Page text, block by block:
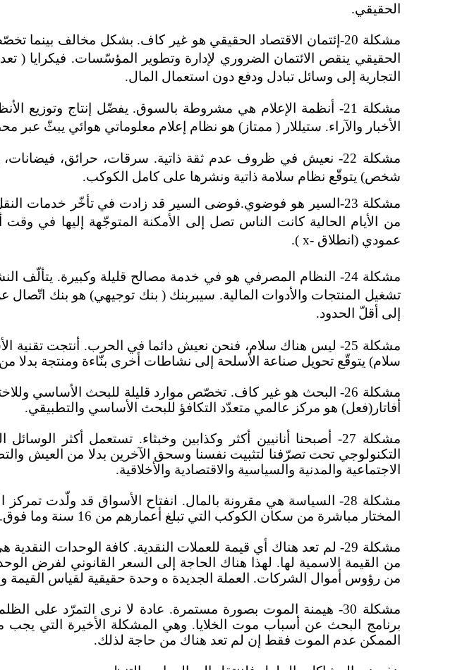
الحقيقي.
الحقيقي ينقص الائتمان الضروري لإدارة وتطوير المؤسّسات. فيكرايا
التجارية إلى وسائل تبادل ودفع دون استعمال المال.
مشكلة 21- أنظمة الإعلام هي مشروطة بالسوق. يفضّل إنتاج وتوزيع الأنظمة والأجهزة للمتعة الذاتية عوضا عن
الأخبار والآراء. ستيللار ( ممتاز) هو نظام إعلام معلوماتي هوائي يبثّ
مشكلة 22- نعيش في ظروف عدم ثقة ذاتية. سرقات، حرائق،
شخص) يتوقّع نظام سلامة ذاتية ونشرها على كامل الكوكب.
مشكلة 23-السير هو فوضوي.فوضى السير قد زادت في تأخّر خدمات
من الأيام الحالية كانت الناس تصل إلى الأمكنة المتوجّهة إليها في
عمودي (انطلاق -x
).
مشكلة 24- النظام المصرفي هو في خدمة مصالح قليلة وكبيرة.
تشغيل المنتجات والأدوات المالية. سيبربنك ( بنك توجيهي) هو بنك
إلى أقلّ الحدود.
مشكلة 25- ليس هناك سلام، فنحن نعيش دائما في الحرب. أنتجت
سلام) يتوقّع تحويل صناعة الأسلحة إلى نشاطات أخرى بنّاءة ومنتجة بدلا من
مشكلة 26- البحث هو غير كاف. تخصّص موارد قليلة للبحث الأساسي
أفاتار(فعل) هو مركز عالمي متعدّد التكافؤ للبحث الأساسي والتطبيقي.
مشكلة 27- أصبحنا أنانيين أكثر وكذابين وخبثاء. تستعمل أكثر
التكنولوجي تحت تصرّفنا لتثبيت نفسنا وسحق الآخرين بدلا من العيش
الاجتماعية والمدنية والسياسية والاقتصادية والأخلاقية.
مشكلة 28- السياسة هي مقرونة بالمال. انفتاح الأسواق قد ولّدت
المختار مباشرة من سكان الكوكب التي تبلغ أعمارهم من 16 سنة وما فوق.
مشكلة 29- لم تعد هناك أي قيمة للعملات النقدية. كافة الوحدات
من القيمة الاسمية لها. لهذا هناك الحاجة إلى السعر القانوني لفرض
من رؤوس أموال الشركات. العملة الجديدة ه وحدة حقيقية لقياس القيمة
مشكلة 30- هيمنة الموت بصورة مستمرة. عادة لا نرى التمرّد على
برنامج البحث عن أسباب موت الخلايا. وهي المشكلة الأخيرة التي
الممكن عدم الموت فقط إن لم تعد هناك من حاجة لذلك.